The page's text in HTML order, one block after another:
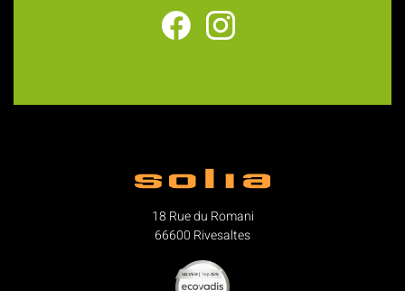
18 Rue du Romani
66600 Rivesaltes